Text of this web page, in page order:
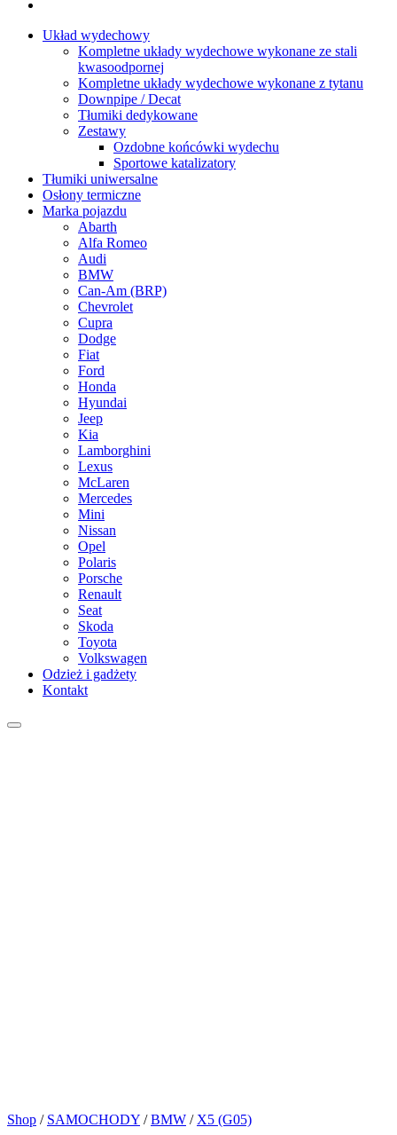
Układ wydechowy
Kompletne układy wydechowe wykonane ze stali
kwasoodpornej
Kompletne układy wydechowe wykonane z tytanu
Downpipe / Decat
Tłumiki dedykowane
Zestawy
Ozdobne końcówki wydechu
Sportowe katalizatory
Tłumiki uniwersalne
Osłony termiczne
Marka pojazdu
Abarth
Alfa Romeo
Audi
BMW
Can-Am (BRP)
Chevrolet
Cupra
Dodge
Fiat
Ford
Honda
Hyundai
Jeep
Kia
Lamborghini
Lexus
McLaren
Mercedes
Mini
Nissan
Opel
Polaris
Porsche
Renault
Seat
Skoda
Toyota
Volkswagen
Odzież i gadżety
Kontakt
Shop / SAMOCHODY / BMW / X5 (G05)